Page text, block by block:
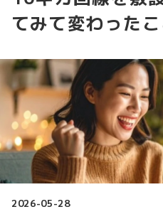
てみて変わった
2026-05-28